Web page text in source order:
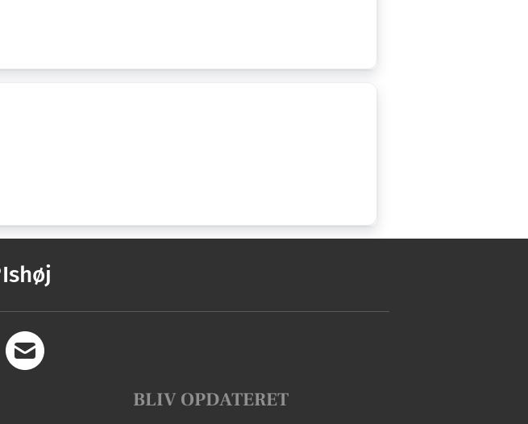
Ishøj
BLIV OPDATERET